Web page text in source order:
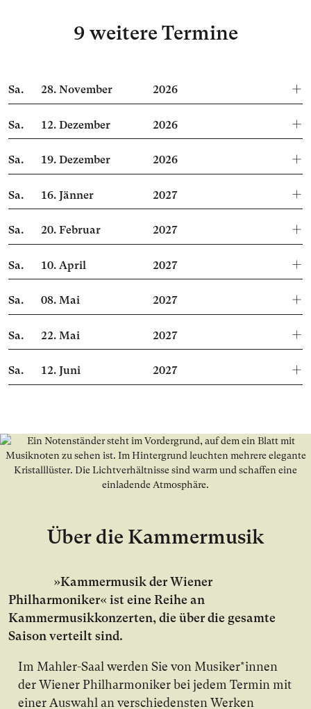
9 weitere Termine
Sa. 28.November 2026
Sa. 12.Dezember 2026
Sa. 19.Dezember 2026
Sa. 16.Jänner 2027
Sa. 20.Februar 2027
Sa. 10.April 2027
Sa. 08.Mai 2027
Sa. 22.Mai 2027
Sa. 12.Juni 2027
Über die Kammermusik
»Kammermusik der Wiener
Philharmoniker« ist eine Reihe an
Kammermusikkonzerten, die über die gesamte
Saison verteilt sind.
Im Mahler-Saal werden Sie von Musiker*innen
der Wiener Philharmoniker bei jedem Termin mit
einer Auswahl an verschiedensten Werken